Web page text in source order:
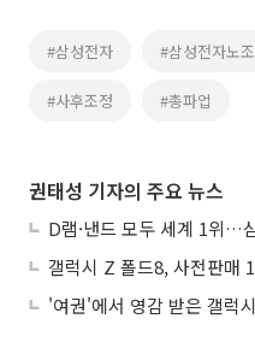
#삼성전자 #삼성전자노조
#사후조정 #총파업
권태성 기자의 주요 뉴스